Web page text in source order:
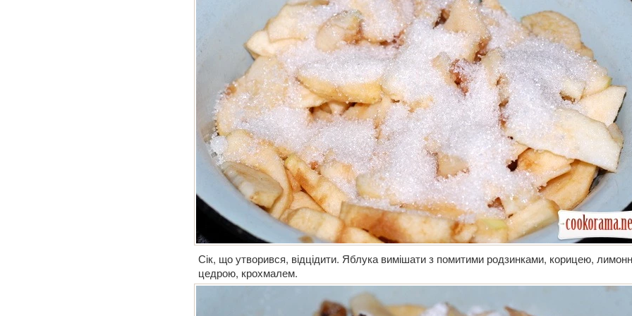
Сік, що утворився, відцідити. Яблука вимішати з помитими родзинками, корицею,
цедрою, крохмалем.